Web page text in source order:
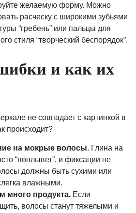
желаемую форму. Можно
расческу с широкими зубьями
“гребень” или пальцы для
стиля “творческий беспорядок”.
и как их
не совпадает с картинкой в
происходит?
на мокрые волосы. Глина на
“поплывет”, и фиксации не
должны быть сухими или
влажными.
много продукта. Если
волосы станут тяжелыми и